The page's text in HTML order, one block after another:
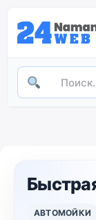
АВТОМОЙКИ